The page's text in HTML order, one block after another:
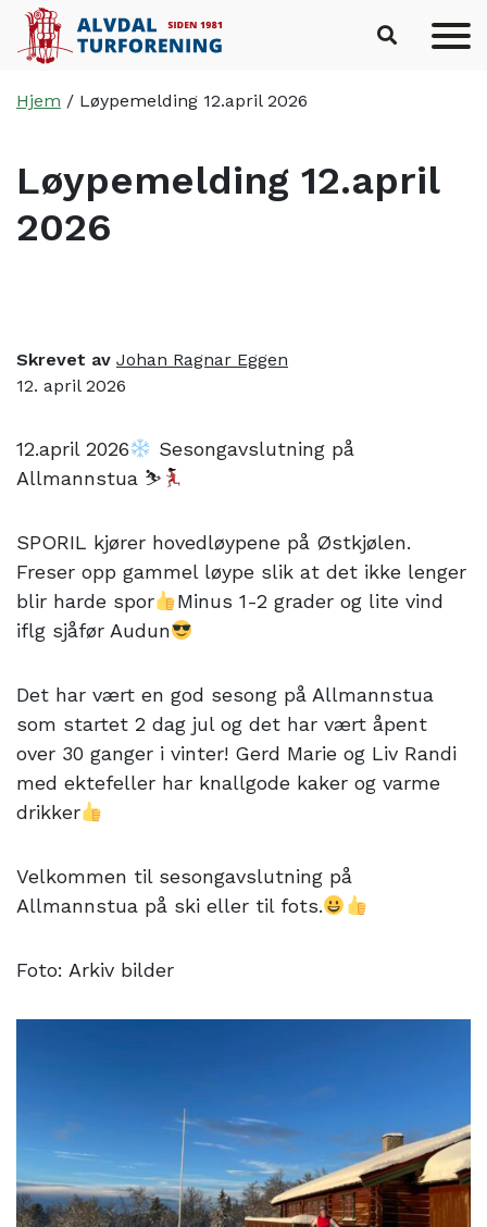
Hjem / Løypemelding 12.april 2026
Løypemelding 12.april
2026
Skrevet av Johan Ragnar Eggen
12. april 2026
12.april 2026
Sesongavslutning på
Allmannstua ⛷
SPORIL kjører hovedløypene på Østkjølen.
Freser opp gammel løype slik at det ikke lenger
blir harde spor
Minus 1-2 grader og lite vind
iflg sjåfør Audun
Det har vært en god sesong på Allmannstua
som startet 2 dag jul og det har vært åpent
over 30 ganger i vinter! Gerd Marie og Liv Randi
med ektefeller har knallgode kaker og varme
drikker
Velkommen til sesongavslutning på
Allmannstua på ski eller til fots.
Foto: Arkiv bilder